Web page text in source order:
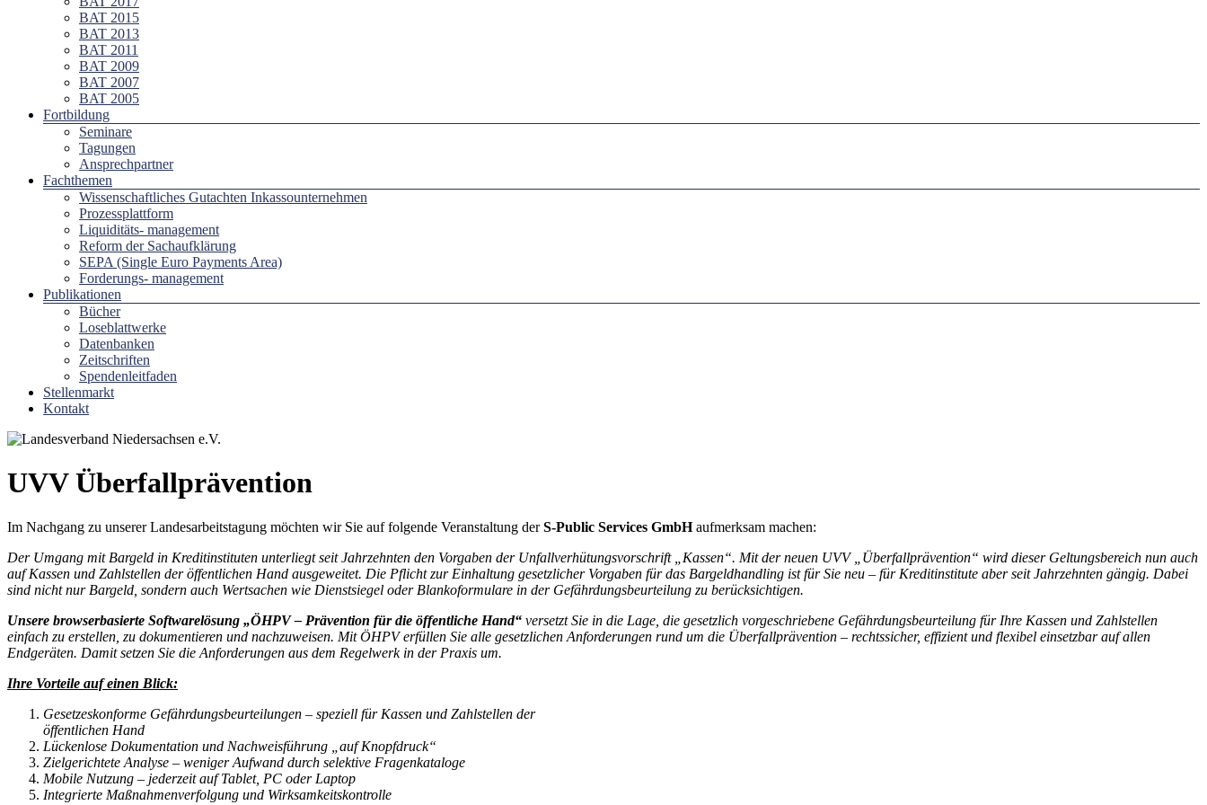
BAT 2015
BAT 2013
BAT 2011
BAT 2009
BAT 2007
BAT 2005
Fortbildung
Seminare
Tagungen
Ansprechpartner
Fachthemen
Wissenschaftliches Gutachten Inkassounternehmen
Prozessplattform
Liquiditäts- management
Reform der Sachaufklärung
SEPA (Single Euro Payments Area)
Forderungs- management
Publikationen
Bücher
Loseblattwerke
Datenbanken
Zeitschriften
Spendenleitfaden
Stellenmarkt
Kontakt
UVV Überfallprävention
Im Nachgang zu unserer Landesarbeitstagung möchten wir Sie auf folgende Veranstaltung derS-Public Services GmbHaufmerksam machen:
Der Umgang mit Bargeld in Kreditinstituten unterliegt seit Jahrzehnten den Vorgaben der Unfallverhütungsvorschrift „Kassen“. Mit der neuen UVV „Überfallprävention“ wird dieser Geltungsbereich nun auch
auf Kassen und Zahlstellen der öffentlichen Hand ausgeweitet. Die Pflicht zur Einhaltung gesetzlicher Vorgaben für das Bargeldhandling ist für Sie neu – für Kreditinstitute aber seit Jahrzehnten gängig. Dabei
sind nicht nur Bargeld, sondern auch Wertsachen wie Dienstsiegel oder Blankoformulare in der Gefährdungsbeurteilung zu berücksichtigen.
Unsere browserbasierte Softwarelösung „ÖHPV – Prävention für die öffentliche Hand“ versetzt Sie in die Lage, die gesetzlich vorgeschriebene Gefährdungsbeurteilung für Ihre Kassen und Zahlstellen
einfach zu erstellen, zu dokumentieren und nachzuweisen. Mit ÖHPV erfüllen Sie alle gesetzlichen Anforderungen rund um die Überfallprävention – rechtssicher, effizient und flexibel einsetzbar auf allen
Endgeräten. Damit setzen Sie die Anforderungen aus dem Regelwerk in der Praxis um.
Ihre Vorteile auf einen Blick:
Gesetzeskonforme Gefährdungsbeurteilungen – speziell für Kassen und Zahlstellen der
öffentlichen Hand
Lückenlose Dokumentation und Nachweisführung „auf Knopfdruck“
Zielgerichtete Analyse – weniger Aufwand durch selektive Fragenkataloge
Mobile Nutzung – jederzeit auf Tablet, PC oder Laptop
Integrierte Maßnahmenverfolgung und Wirksamkeitskontrolle